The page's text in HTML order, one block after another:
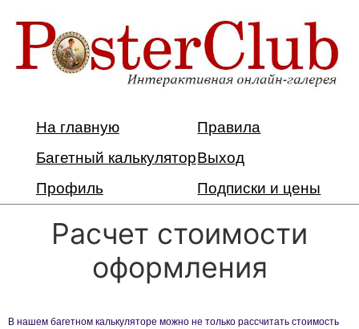
На главную
Правила
Багетный калькуляторВыход
Профиль
Подписки и цены
Расчет стоимости
оформления
В нашем багетном калькуляторе можно не только рассчитать стоимость